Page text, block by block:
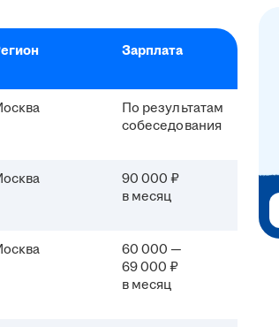
Зарплата
По результатам
собеседования
90 000 ₽
в месяц
60 000 —
69 000 ₽
в месяц